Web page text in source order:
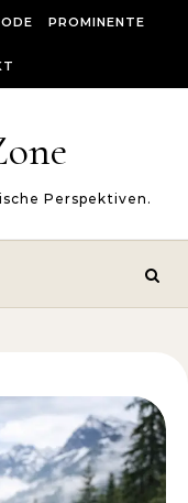
PROMINENTE
Perspektiven.